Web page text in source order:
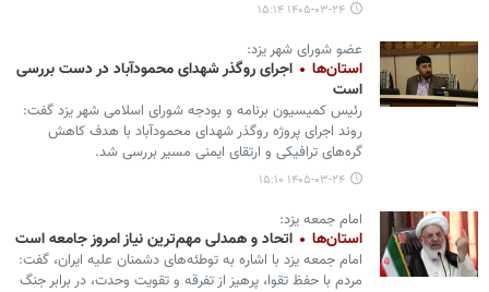
۱۴۰۵-۰۳-۲۴ ۱۵:۱۴
عضو شورای شهر یزد:
استان‌ها
اجرای روگذر شهدای محمودآباد در دست بررسی
است
رئیس کمیسیون برنامه و بودجه شورای اسلامی شهر یزد گفت:
روند اجرای پروژه روگذر شهدای محمودآباد با هدف کاهش
گره‌های ترافیکی و ارتقای ایمنی مسیر بررسی شد.
۱۴۰۵-۰۳-۲۴ ۱۵:۱۰
امام جمعه یزد:
استان‌ها اتحاد و همدلی مهم‌ترین نیاز امروز جامعه است
امام جمعه یزد با اشاره به توطئه‌های دشمنان علیه ایران، گفت:
مردم با حفظ تقوا، پرهیز از تفرقه و تقویت وحدت، در برابر جنگ